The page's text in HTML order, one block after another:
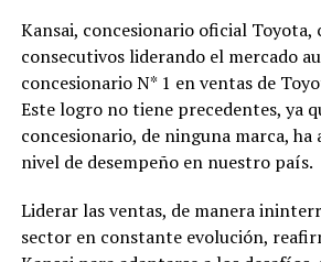
Kansai, concesionario oficial Toyota,
consecutivos liderando el mercado
concesionario N* 1 en ventas de
Este logro no tiene precedentes, ya
concesionario, de ninguna marca, ha
nivel de desempeño en nuestro país.
Liderar las ventas, de manera
sector en constante evolución,